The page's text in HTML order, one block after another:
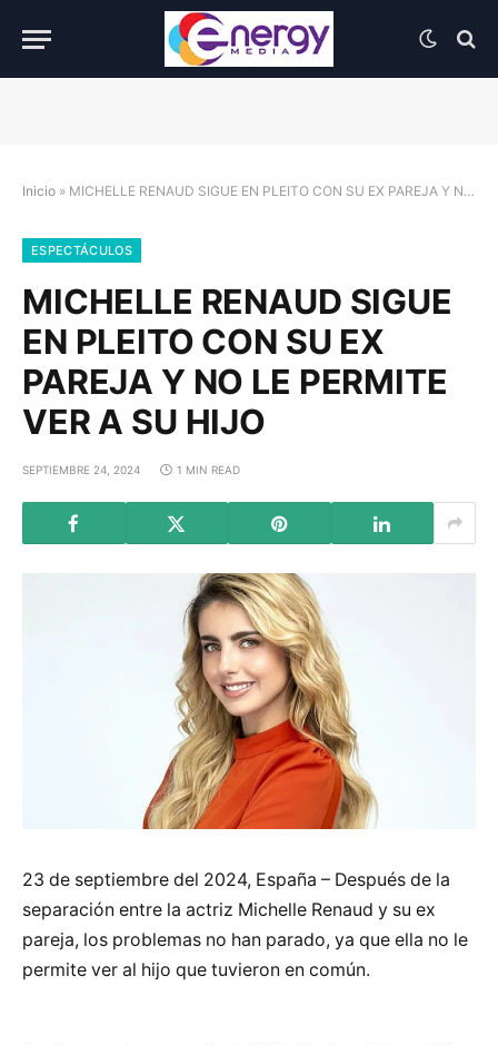
Inicio » MICHELLE RENAUD SIGUE EN PLEITO CON SU EX PAREJA Y NO LE PERMITE VER A SU HIJO
ESPECTÁCULOS
MICHELLE RENAUD SIGUE
EN PLEITO CON SU EX
PAREJA Y NO LE PERMITE
VER A SU HIJO
SEPTIEMBRE 24, 2024 1 MIN READ
23 de septiembre del 2024, España – Después de la
separación entre la actriz Michelle Renaud y su ex
pareja, los problemas no han parado, ya que ella no le
permite ver al hijo que tuvieron en común.